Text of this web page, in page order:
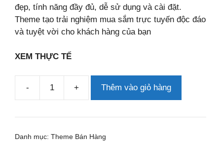
đẹp, tính năng đầy đủ, dễ sử dụng và cài đặt.
Theme tạo trải nghiệm mua sắm trực tuyến độc đáo
và tuyệt vời cho khách hàng của bạn
XEM THỰC TẾ
-
Theme
bán
+ Thêm vào giỏ hàng
Danh mục: Theme Bán Hàng